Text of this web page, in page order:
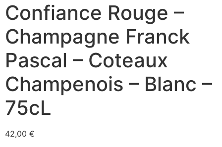
Confiance Rouge –
Champagne Franck
Pascal – Coteaux
Champenois – Blanc –
75cL
42,00 €